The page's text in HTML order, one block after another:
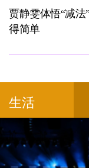
贾静雯体悟“减
得简单
生活